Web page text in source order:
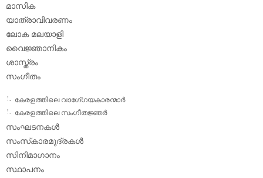
മാസിക
യാത്രാവിവരണം
ലോക മലയാളി
വൈജ്ഞാനികം
ശാസ്ത്രം
സംഗീതം
കേരളത്തിലെ വാഗേ്ഗയകാരന്മാര്‍
കേരളത്തിലെ സംഗീതജ്ഞര്‍
സംഘടനകള്‍
സംസ്‌കാരമുദ്രകള്‍
സിനിമാഗാനം
സ്ഥാപനം